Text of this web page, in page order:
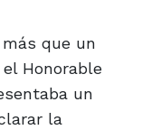
que un
Honorable
un
la